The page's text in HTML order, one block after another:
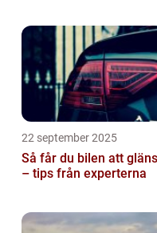
22 september 2025
Så får du bilen att
– tips från experterna